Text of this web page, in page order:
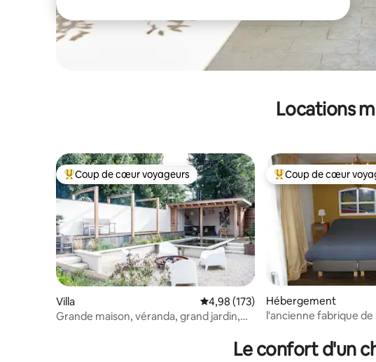
Locations
Coups de cœur voyageurs les plus appréciés
Coup de cœur voyageurs
Villa Évaluation moyenne sur la base de
4,98 (173)
Grande maison, véranda, grand jardin,
Coups de cœur
Coup de cœur
Hébergement
l'ancienne fabrique de
Le confort d'un